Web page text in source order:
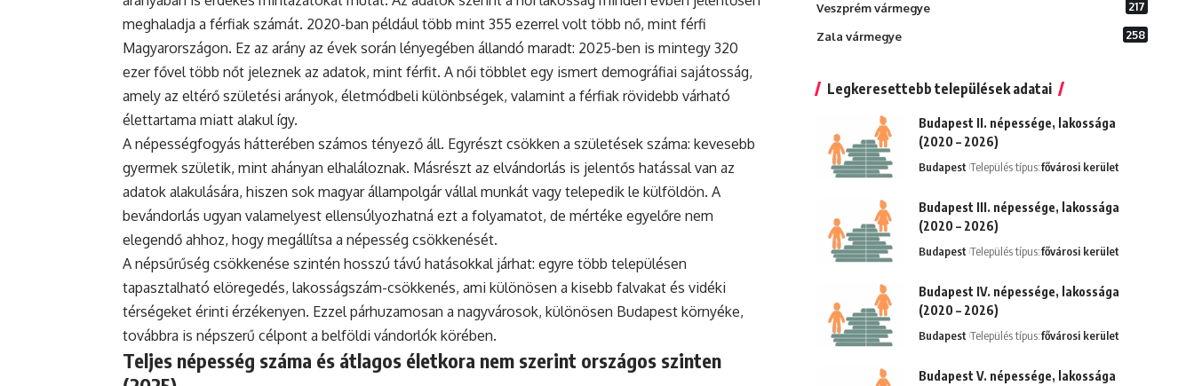
meghaladja a férfiak számát. 2020-ban például több mint 355 ezerrel volt több nő, mint férfi
Magyarországon. Ez az arány az évek során lényegében állandó maradt: 2025-ben is mintegy 320
ezer fővel több nőt jeleznek az adatok, mint férfit. A női többlet egy ismert demográfiai sajátosság,
amely az eltérő születési arányok, életmódbeli különbségek, valamint a férfiak rövidebb várható
élettartama miatt alakul így.
A népességfogyás hátterében számos tényező áll. Egyrészt csökken a születések száma: kevesebb
gyermek születik, mint ahányan elhaláloznak. Másrészt az elvándorlás is jelentős hatással van az
adatok alakulására, hiszen sok magyar állampolgár vállal munkát vagy telepedik le külföldön. A
bevándorlás ugyan valamelyest ellensúlyozhatná ezt a folyamatot, de mértéke egyelőre nem
elegendő ahhoz, hogy megállítsa a népesség csökkenését.
A népsűrűség csökkenése szintén hosszú távú hatásokkal járhat: egyre több településen
tapasztalható elöregedés, lakosságszám-csökkenés, ami különösen a kisebb falvakat és vidéki
térségeket érinti érzékenyen. Ezzel párhuzamosan a nagyvárosok, különösen Budapest környéke,
továbbra is népszerű célpont a belföldi vándorlók körében.
Teljes népesség száma és átlagos életkora nem szerint országos szinten
Veszprém vármegye 217
Zala vármegye 258
Legkeresettebb települések adatai
Budapest II. népessége, lakossága
(2020 – 2026)
Budapest Település típus:fővárosi kerület
Budapest III. népessége, lakossága
(2020 – 2026)
Budapest Település típus:fővárosi kerület
Budapest IV. népessége, lakossága
(2020 – 2026)
Budapest Település típus:fővárosi kerület
Budapest V. népessége, lakossága